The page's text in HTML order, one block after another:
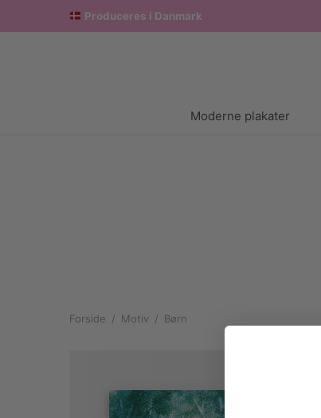
Produceres i Danmark
Moderne plakater
Forside / Motiv / Børn